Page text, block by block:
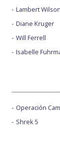
Lambert Wilson
Diane Kruger
Will Ferrell
Isabelle
Operación
Shrek 5